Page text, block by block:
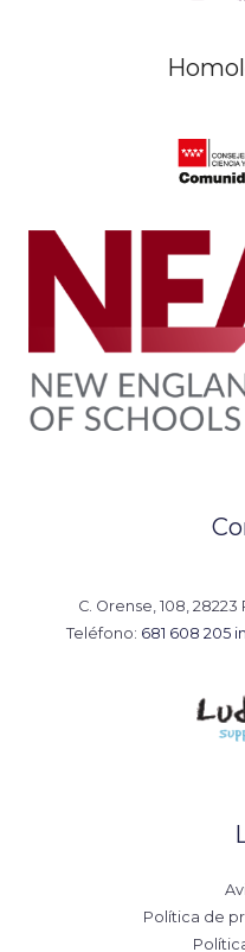
C. Orense, 108,
Teléfono: 681 608 205
Política de